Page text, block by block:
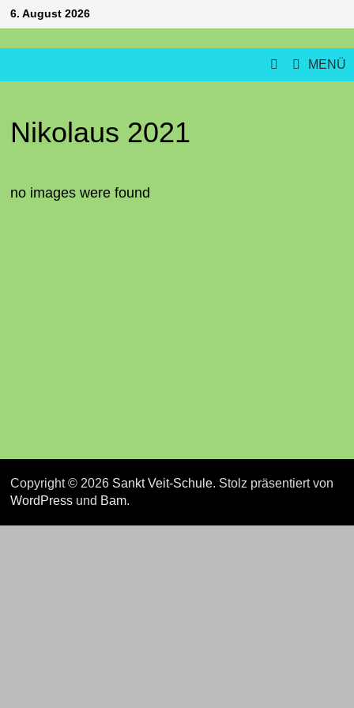
Zum
Inhalt
springen
6. August 2026
MENÜ
Nikolaus 2021
no images were found
Copyright © 2026 Sankt Veit-Schule. Stolz präsentiert von
WordPressund Bam.